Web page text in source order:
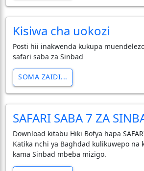
Kisiwa cha uokozi
Posti hii inakwenda kukupa
safari saba za Sinbad
SOMA ZAIDI...
SAFARI SABA 7 ZA
Download kitabu Hiki Bofya hapa
Katika nchi ya Baghdad kulikuwepo na
kama Sinbad mbeba mizigo.